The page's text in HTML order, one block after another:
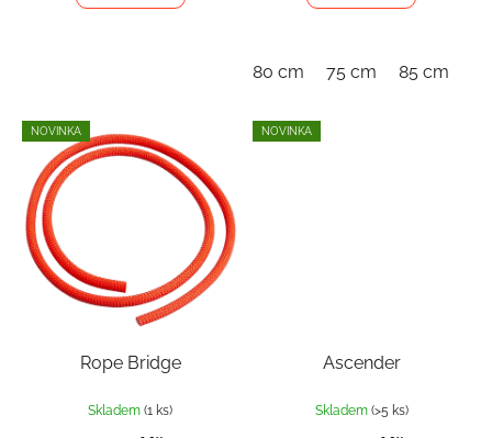
80 cm 75 cm 85 cm
NOVINKA
Rope Bridge
Skladem(1 ks)
NOVINKA
Ascender
Skladem (>5 ks)